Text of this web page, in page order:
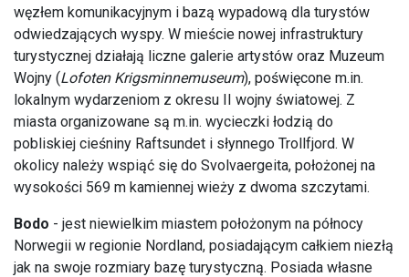
węzłem komunikacyjnym i bazą wypadową dla turystów
odwiedzających wyspy. W mieście nowej infrastruktury
turystycznej działają liczne galerie artystów oraz Muzeum
Wojny (Lofoten Krigsminnemuseum), poświęcone m.in.
lokalnym wydarzeniom z okresu II wojny światowej. Z
miasta organizowane są m.in. wycieczki łodzią do
pobliskiej cieśniny Raftsundet i słynnego Trollfjord. W
okolicy należy wspiąć się do Svolvaergeita, położonej na
wysokości 569 m kamiennej wieży z dwoma szczytami.
Bodo - jest niewielkim miastem położonym na północy
Norwegii w regionie Nordland, posiadającym całkiem niezłą
jak na swoje rozmiary bazę turystyczną. Posiada własne